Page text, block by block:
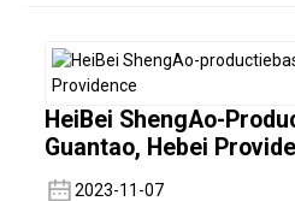
HeiBei ShengAo-
Guantao, Hebei
2023-11-07